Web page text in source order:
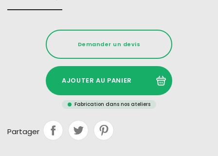
Demander un devis
AJOUTER AU PANIER
Fabrication dans nos ateliers
Partager